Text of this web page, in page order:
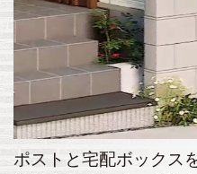
ポストと宅配ボックス